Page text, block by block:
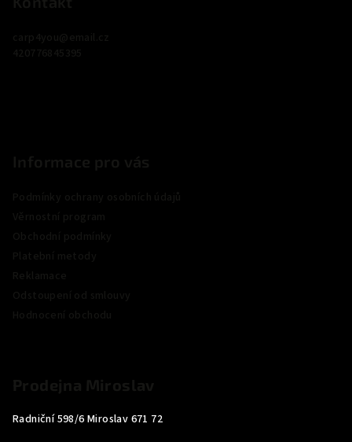
Radniční 598/6 Miroslav 671 72